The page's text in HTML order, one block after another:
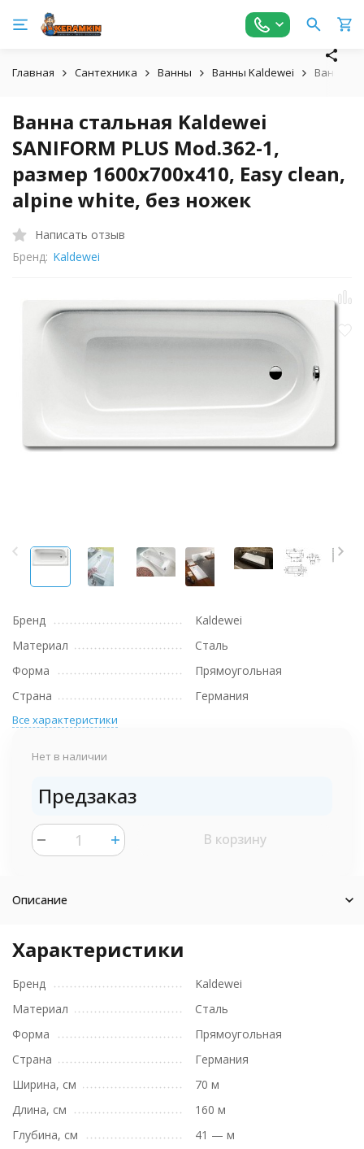
Главная Сантехника Ванны Ванны Kaldewei Ванна
Ванна стальная Kaldewei
SANIFORM PLUS Mod.362-1,
размер 1600х700х410, Easy clean,
alpine white, без ножек
Написать отзыв
Бренд: Kaldewei
Бренд
Kaldewei
Материал
Сталь
Форма
Прямоугольная
Страна
Германия
Все характеристики
Нет в наличии
Предзаказ
В корзину
Описание
Характеристики
Бренд
Kaldewei
Материал
Сталь
Форма
Прямоугольная
Страна
Германия
Ширина, см
70 м
Длина, см
160 м
Глубина, см
41 — м